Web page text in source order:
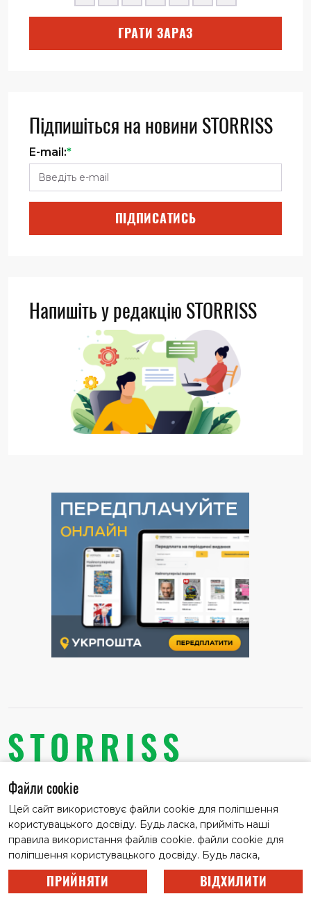
ГРАТИ ЗАРАЗ
Підпишіться на новини STORRISS
E-mail:*
ПІДПИСАТИСЬ
Напишіть у редакцію STORRISS
ПРО НАС
ПЕРЕДПЛАТА
РЕКЛАМА
Файли cookie
Цей сайт використовує файли cookie для поліпшення
користувацького досвіду. Будь ласка, прийміть наші
правила використання файлів cookie. файли cookie для
поліпшення користувацького досвіду. Будь ласка,
прийміть наші правила використання файлів cookie.
Цей сайт використовує файли cookie для поліпшення
ПРИЙНЯТИ ВІДХИЛИТИ